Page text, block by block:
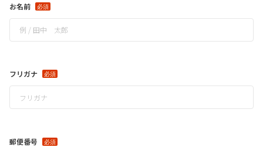
お名前
フリガナ
郵便番号